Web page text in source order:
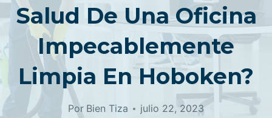
Salud De Una Oficina
Impecablemente
Limpia En Hoboken?
Por Bien Tiza julio 22, 2023